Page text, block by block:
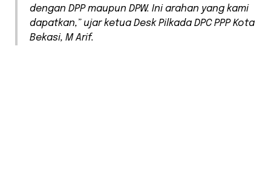
dengan DPP maupun DPW. Ini arahan yang kami
dapatkan,” ujar ketua Desk Pilkada DPC PPP Kota
Bekasi, M Arif.